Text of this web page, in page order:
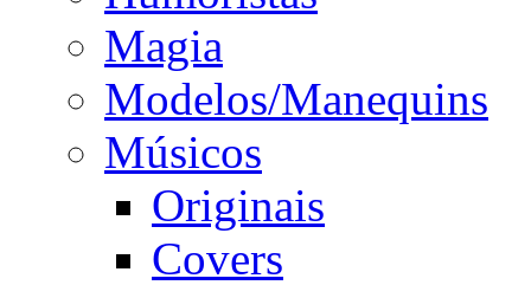
Magia
Modelos/Manequins
Músicos
Originais
Covers